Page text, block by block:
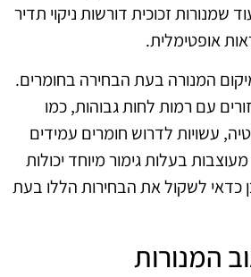
שמנורות זכוכית דורשות ניקוי תדיר
אופטימלית.
המנורה בעת הבחירה בחומרים.
עם רמות לחות גבוהות, כמו
עשויות לדרוש חומרים עמידים
בעלות גימור מיוחד יכולות
כדאי לשקול את הבחירות הללו בעת
המנורות